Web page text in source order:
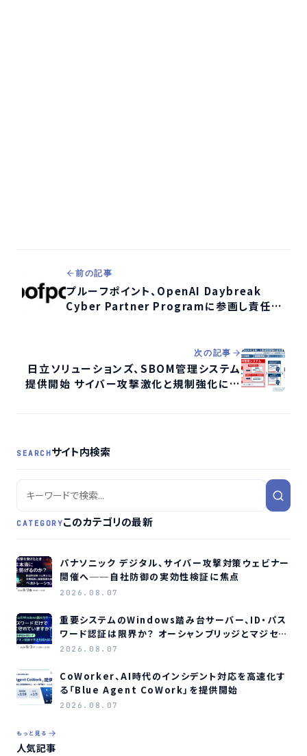
前の記事
プルーフポイント、OpenAI Daybreak
Cyber Partner Programに参画し責任あ
次の記事
日立ソリューションズ、SBOM管理システム
提供開始 サイバー攻撃激化と規制強化に対
SEARCHサイト内検索
CATEGORYこのカテゴリの最新
パナソニック デジタル、サイバー攻撃対策ウェビナー
開催へ──自社防御の実効性検証に焦点
2026.08.07
重要システムのWindows踏み台サーバー、ID・パス
ワード認証は限界か？ オーシャンブリッジとマジセミ
がウェビナー開催へ
2026.08.07
CoWorker、AI時代のインシデント対応を高速化す
る「Blue Agent CoWork」を提供開始
2026.08.07
もっと見る
人気記事